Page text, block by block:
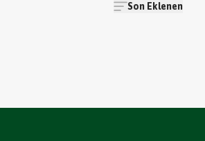
Son Eklenen